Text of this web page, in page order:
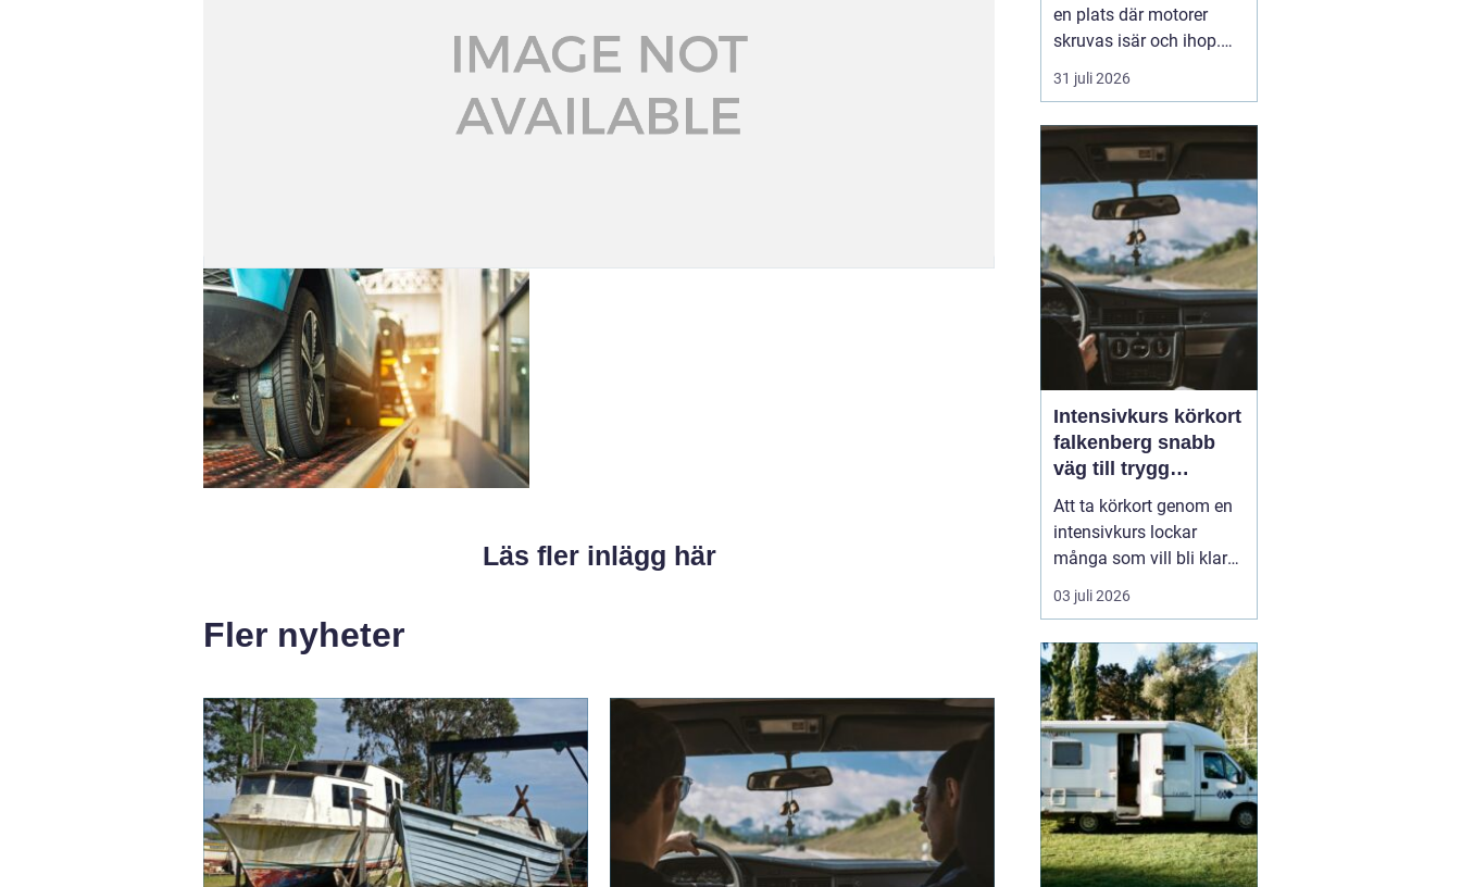
Läs fler inlägg här
Fler nyheter
en plats där motorer
skruvas isär och ihop.
För många båtägare är
verkstaden en trygghet
en problemfri säsong på
vattnet och oväntade
haverier mitt i
högsomm...
31 juli 2026
Intensivkurs körkort
falkenberg snabb
väg till trygg
körning
Att ta körkort genom en
intensivkurs lockar
många som vill bli klara
snabbt utan att tumma
på kvaliteten. För den
Falkenberg kan en
välplanerad
intensivutbildning
innebära att körkortet är
i handen på bara några
veckor. Nyckeln h...
03 juli 2026